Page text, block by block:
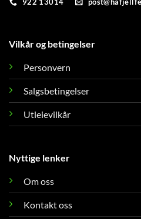
922 13014
Vilkår og betingelser
Personvern
Salgsbetingelser
Utleievilkår
Nyttige lenker
Om oss
Kontakt oss